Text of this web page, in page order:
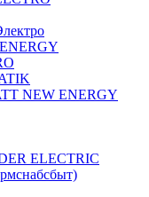
NEW ENERGY
ELECTRIC